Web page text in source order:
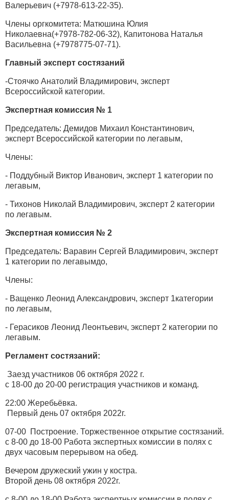
Валерьевич (+7978-613-22-35).
Члены оргкомитета: Матюшина Юлия
Николаевна(+7978-782-06-32), Капитонова Наталья
Васильевна (+7978775-07-71).
Главный эксперт состязаний
-Стоячко Анатолий Владимирович, эксперт
Всероссийской категории.
Экспертная комиссия № 1
Председатель: Демидов Михаил Константинович,
эксперт Всероссийской категории по легавым,
Члены:
- Поддубный Виктор Иванович, эксперт 1 категории по
легавым,
- Тихонов Николай Владимирович, эксперт 2 категории
по легавым.
Экспертная комиссия № 2
Председатель: Варавин Сергей Владимирович, эксперт
1 категории по легавымдо,
Члены:
- Ващенко Леонид Александрович, эксперт 1категории
по легавым,
- Герасиков Леонид Леонтьевич, эксперт 2 категории по
легавым.
Регламент состязаний:
Заезд участников 06 октября 2022 г.
с 18-00 до 20-00 регистрация участников и команд.
22:00 Жеребьёвка.
Первый день 07 октября 2022г.
07-00 Построение. Торжественное открытие состязаний.
с 8-00 до 18-00 Работа экспертных комиссии в полях с
двух часовым перерывом на обед.
Вечером дружеский ужин у костра.
Второй день 08 октября 2022г.